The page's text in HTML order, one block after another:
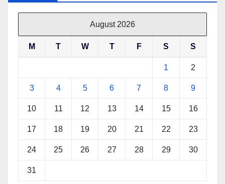
August 2026
M T W T F S S
1 2
3 4 5 6 7 8 9
10 11 12 13 14 15 16
17 18 19 20 21 22 23
24 25 26 27 28 29 30
31